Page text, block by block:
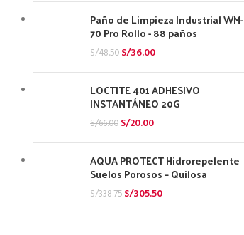
Paño de Limpieza Industrial WM-
70 Pro Rollo - 88 paños
S/48.50 S/36.00
LOCTITE 401 ADHESIVO
INSTANTÁNEO 20G
S/66.00 S/20.00
AQUA PROTECT Hidrorepelente
Suelos Porosos – Quilosa
S/338.75 S/305.50